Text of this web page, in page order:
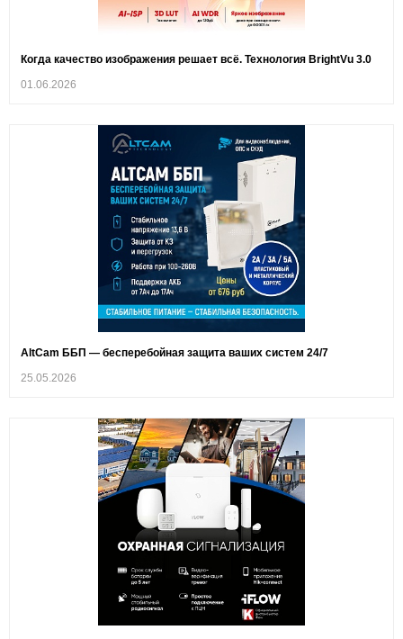
Когда качество изображения решает всё. Технология BrightVu 3.0
01.06.2026
AltCam ББП — бесперебойная защита ваших систем 24/7
25.05.2026